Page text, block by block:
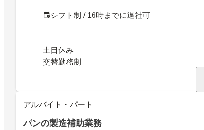
シフト制 / 16時までに退社可
土日休み
交替勤務制
アルバイト・パート
パンの製造補助業務